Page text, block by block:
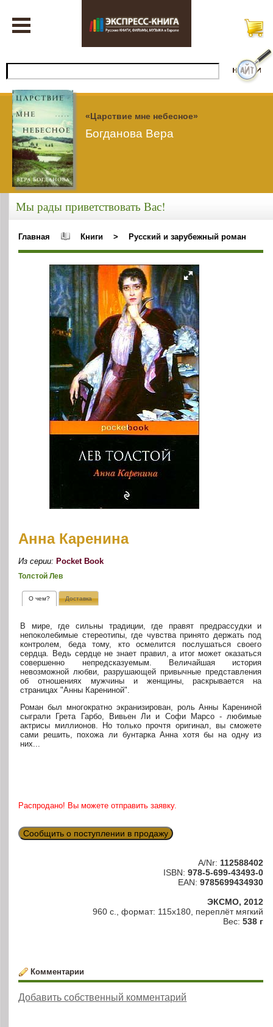
«Царствие мне небесное»
Богданова Вера
Мы рады приветствовать Вас!
Главная Книги > Русский и зарубежный роман
Анна Каренина
Из серии:Pocket Book
Толстой Лев
О чем? Доставка
В мире, где сильны традиции, где правят предрассудки и
непоколебимые стереотипы, где чувства принято держать под
контролем, беда тому, кто осмелится послушаться своего
сердца. Ведь сердце не знает правил, а итог может оказаться
совершенно непредсказуемым. Величайшая история
невозможной любви, разрушающей привычные представления
об отношениях мужчины и женщины, раскрывается на
страницах "Анны Карениной".
Роман был многократно экранизирован, роль Анны Карениной
сыграли Грета Гарбо, Вивьен Ли и Софи Марсо - любимые
актрисы миллионов. Но только прочтя оригинал, вы сможете
сами решить, похожа ли бунтарка Анна хотя бы на одну из
них...
Распродано! Вы можете отправить заявку.
Сообщить о поступлении в продажу
A/Nr: 112588402
ISBN: 978-5-699-43493-0
EAN: 9785699434930
ЭКСМО, 2012
960 с., формат: 115х180, переплёт мягкий
Вес: 538 г
Комментарии
Добавить собственный комментарий